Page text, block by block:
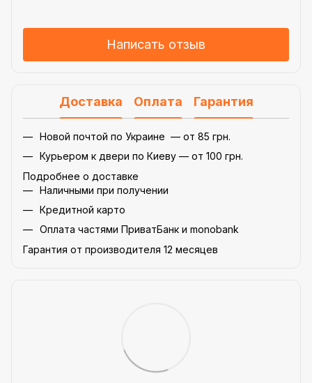
Написать отзыв
Доставка Оплата Гарантия
Новой почтой по Украине — от 85 грн.
Курьером к двери по Киеву — от 100 грн.
Подробнее о доставке
Наличными при получении
Кредитной карто
Оплата частями ПриватБанк и monobank
Гарантия от производителя 12 месяцев